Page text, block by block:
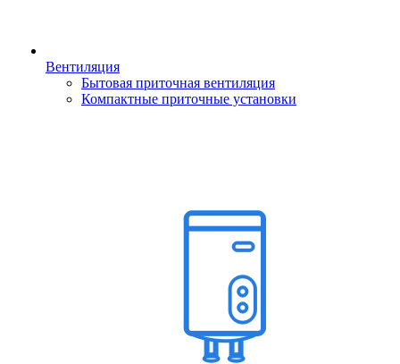
Вентиляция
Бытовая приточная вентиляция
Компактные приточные установки